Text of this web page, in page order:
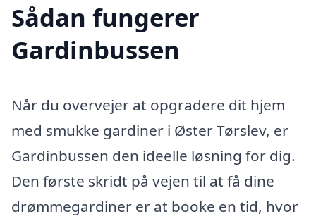
Sådan fungerer
Gardinbussen
Når du overvejer at opgradere dit hjem
med smukke gardiner i Øster Tørslev, er
Gardinbussen den ideelle løsning for dig.
Den første skridt på vejen til at få dine
drømmegardiner er at booke en tid, hvor